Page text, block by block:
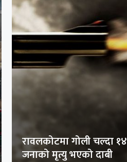
रावलकोटमा गोली चल्दा १४
जनाको मृत्यु भएको दाबी